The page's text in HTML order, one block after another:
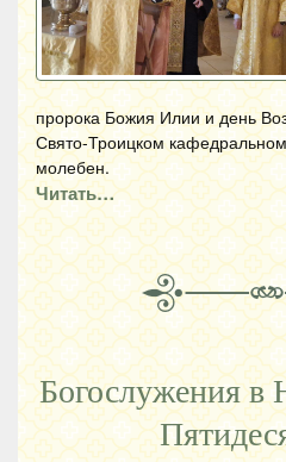
пророка Божия Илии и день
Свято-Троицком
молебен.
Читать…
Богослужения